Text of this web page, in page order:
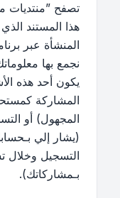
تصفح ”منتديات
هذا المستند
نجمع بها
يكون أحد هذه
المشاركة
المجهول) أو
(يشار إلي
التسجيل وخلال
بـمشاركاتك).